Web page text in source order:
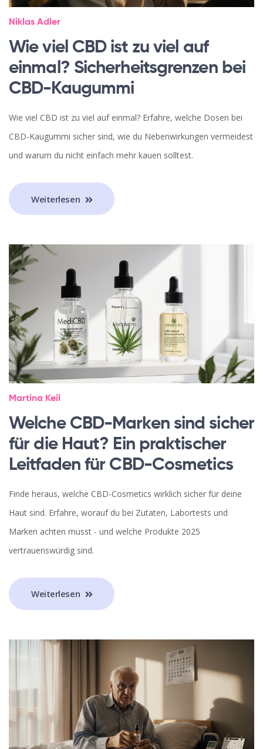
Niklas Adler
Wie viel CBD ist zu viel auf
einmal? Sicherheitsgrenzen bei
CBD-Kaugummi
Wie viel CBD ist zu viel auf einmal? Erfahre, welche Dosen bei
CBD-Kaugummi sicher sind, wie du Nebenwirkungen vermeidest
und warum du nicht einfach mehr kauen solltest.
Weiterlesen
Martina Keil
Welche CBD-Marken sind sicher
für die Haut? Ein praktischer
Leitfaden für CBD-Cosmetics
Finde heraus, welche CBD-Cosmetics wirklich sicher für deine
Haut sind. Erfahre, worauf du bei Zutaten, Labortests und
Marken achten musst - und welche Produkte 2025
vertrauenswürdig sind.
Weiterlesen